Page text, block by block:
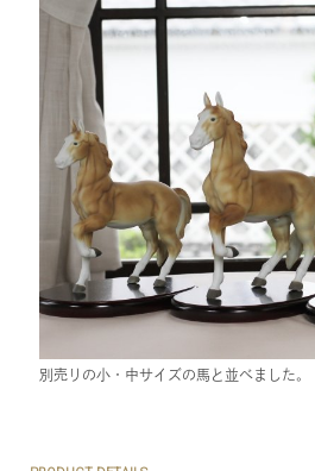
別売りの小・中サイズの馬と並べました。